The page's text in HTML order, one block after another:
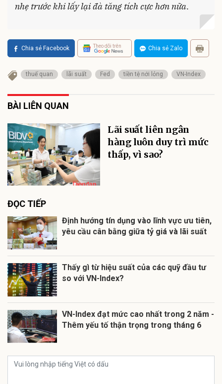
nhẹ trước khi lấy lại đà tăng tích cực hơn nữa.
Chia sẻ Facebook Theo dõi trên Chia sẻ Zalo
thuế quan lãi suất Fed tiền tệ nới lỏng VN-Index
BÀI LIÊN QUAN
Lãi suất liên ngân
hàng luôn duy trì mức
thấp, vì sao?
ĐỌC TIẾP
Định hướng tín dụng vào lĩnh vực ưu tiên,
yêu cầu cân bằng giữa tỷ giá và lãi suất
Thấy gì từ hiệu suất của các quỹ đầu tư
so với VN-Index?
VN-Index đạt mức cao nhất trong 2 năm -
Thêm yếu tố thận trọng trong tháng 6